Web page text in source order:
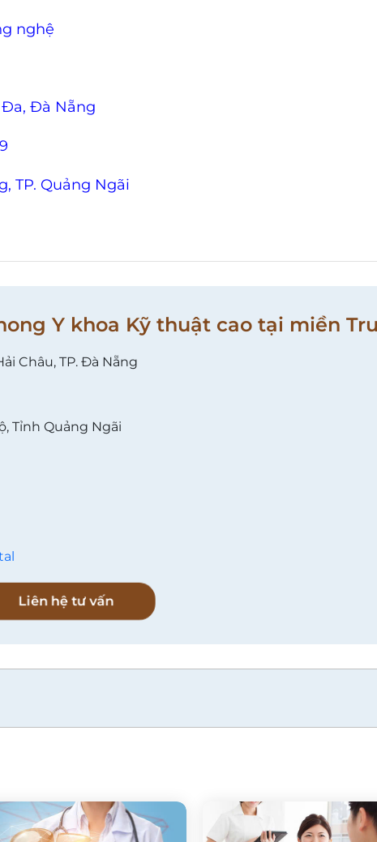
nghệ
Đa, Đà Nẵng
TP. Quảng Ngãi
Y khoa Kỹ thuật cao tại miền
Châu, TP. Đà Nẵng
Tỉnh Quảng Ngãi
Liên hệ tư vấn